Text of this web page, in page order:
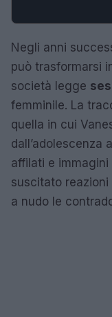
Negli anni
può trasformarsi
società legge
femminile. La
quella in cui
dall’adolescenza
affilati e
suscitato
a nudo le